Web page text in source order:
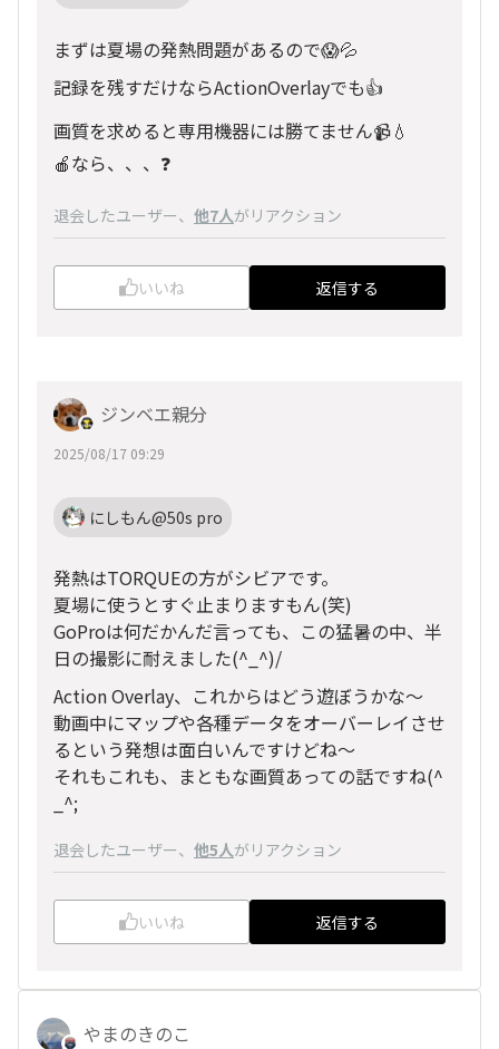
まずは夏場の発熱問題があるので😱💦
記録を残すだけならActionOverlayでも👍
画質を求めると専用機器には勝てません📹️💧
🍎なら、、、❓️
退会したユーザー、 他7人がリアクション
いいね 返信する
ジンベエ親分
2025/08/17 09:29
にしもん@50s pro
発熱はTORQUEの方がシビアです。
夏場に使うとすぐ止まりますもん(笑)
GoProは何だかんだ言っても、この猛暑の中、半
日の撮影に耐えました(^_^)/
Action Overlay、これからはどう遊ぼうかな～
動画中にマップや各種データをオーバーレイさせ
るという発想は面白いんですけどね～
それもこれも、まともな画質あっての話ですね(^
_^;
退会したユーザー、 他5人がリアクション
いいね 返信する
やまのきのこ